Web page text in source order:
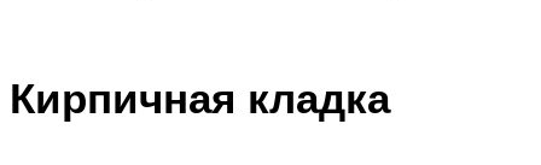
Кирпичная кладка